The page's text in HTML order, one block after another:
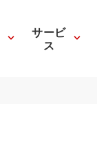
サービ
ス